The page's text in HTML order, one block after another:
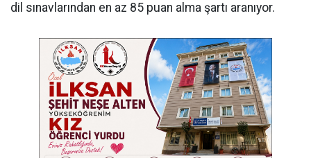
dil sınavlarından en az 85 puan alma şartı aranıyor.